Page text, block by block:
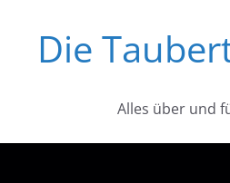
springenDie
Alles über und